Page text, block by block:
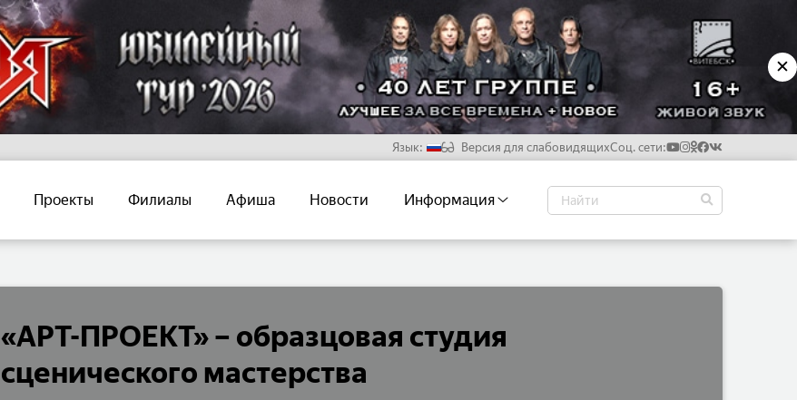
✕
Язык: Версия для слабовидящихСоц. сети:
Проекты Филиалы Афиша Новости Информация
«АРТ-ПРОЕКТ» – образцовая студия
сценического мастерства